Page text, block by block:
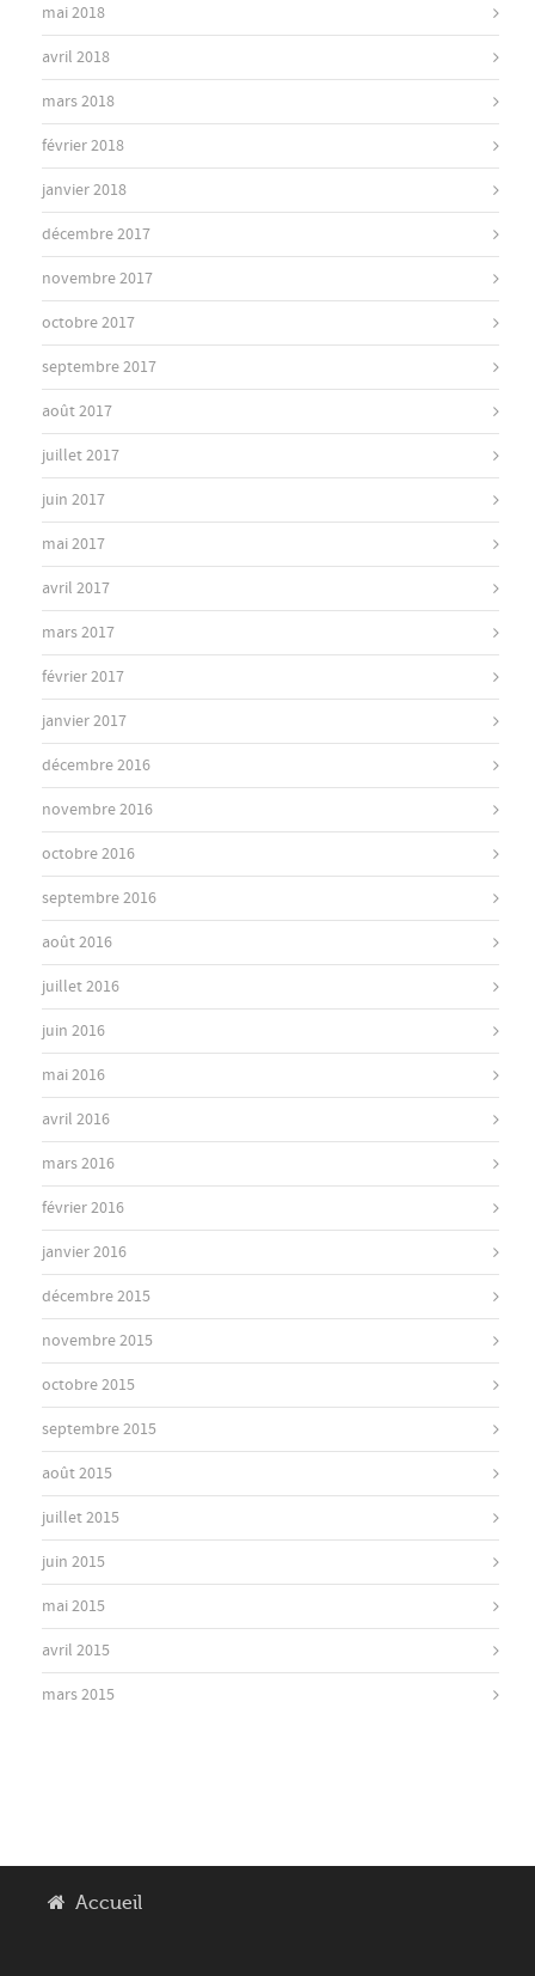
mai 2018
avril 2018
mars 2018
février 2018
janvier 2018
décembre 2017
novembre 2017
octobre 2017
septembre 2017
août 2017
juillet 2017
juin 2017
mai 2017
avril 2017
mars 2017
février 2017
janvier 2017
décembre 2016
novembre 2016
octobre 2016
septembre 2016
août 2016
juillet 2016
juin 2016
mai 2016
avril 2016
mars 2016
février 2016
janvier 2016
décembre 2015
novembre 2015
octobre 2015
septembre 2015
août 2015
juillet 2015
juin 2015
mai 2015
avril 2015
mars 2015
Accueil